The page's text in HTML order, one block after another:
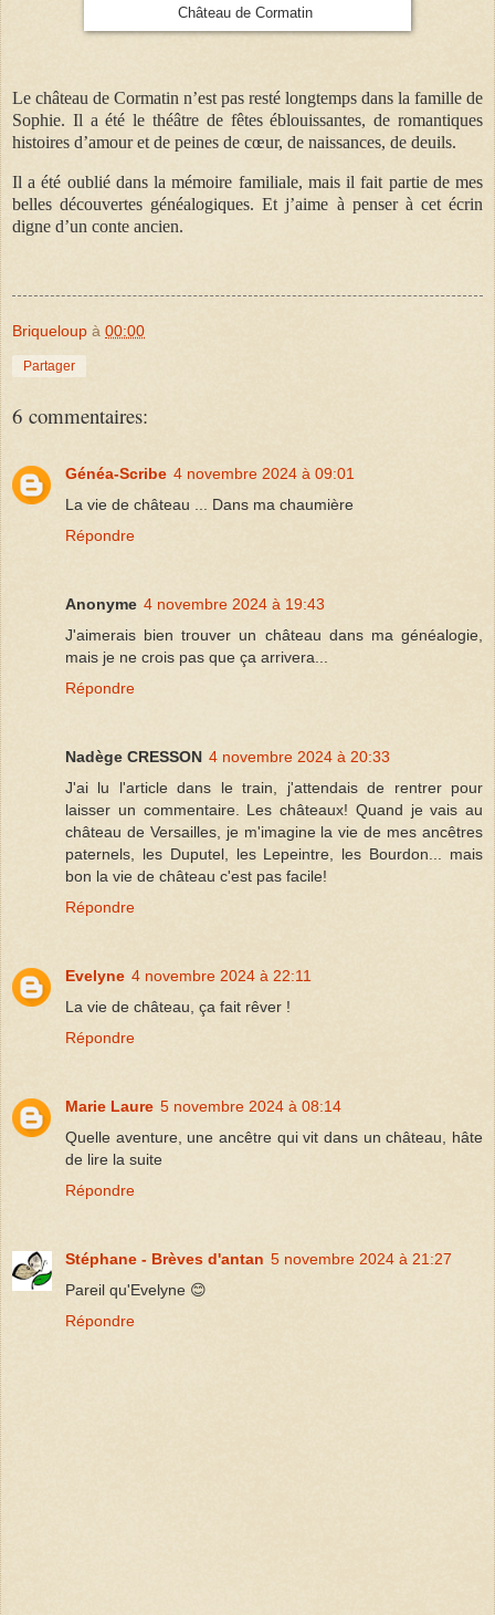
Château de Cormatin
Le château de Cormatin n’est pas resté longtemps dans la famille de
Sophie. Il a été le théâtre de fêtes éblouissantes, de romantiques
histoires d’amour et de peines de cœur, de naissances, de deuils.
Il a été oublié dans la mémoire familiale, mais il fait partie de mes
belles découvertes généalogiques. Et j’aime à penser à cet écrin
digne d’un conte ancien.
Briqueloup à 00:00
Partager
6 commentaires:
Généa-Scribe 4 novembre 2024 à 09:01
La vie de château ... Dans ma chaumière
Répondre
Anonyme 4 novembre 2024 à 19:43
J'aimerais bien trouver un château dans ma généalogie,
mais je ne crois pas que ça arrivera...
Répondre
Nadège CRESSON 4 novembre 2024 à 20:33
J'ai lu l'article dans le train, j'attendais de rentrer pour
laisser un commentaire. Les châteaux! Quand je vais au
château de Versailles, je m'imagine la vie de mes ancêtres
paternels, les Duputel, les Lepeintre, les Bourdon... mais
bon la vie de château c'est pas facile!
Répondre
Evelyne 4 novembre 2024 à 22:11
La vie de château, ça fait rêver !
Répondre
Marie Laure 5 novembre 2024 à 08:14
Quelle aventure, une ancêtre qui vit dans un château, hâte
de lire la suite
Répondre
Stéphane - Brèves d'antan 5 novembre 2024 à 21:27
Pareil qu'Evelyne 😊
Répondre